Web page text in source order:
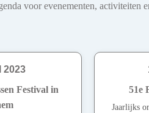
voor evenementen, activiteiten
2023
Festival in
51e
Jaarlijks